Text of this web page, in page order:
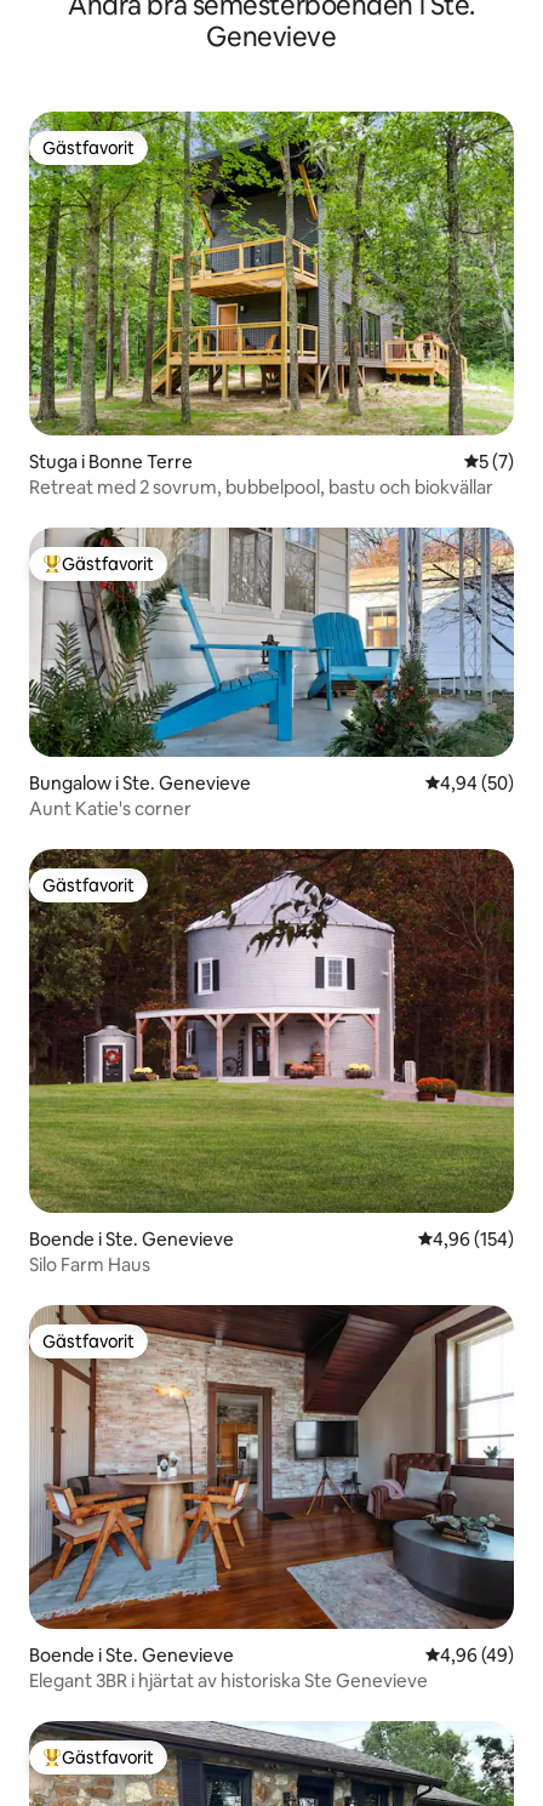
Genevieve
Gästfavorit
Gästfavorit
Stuga i Bonne Terre 5 av 5 i
5 (7)
Retreat med 2 sovrum, bubbelpool, bastu och biokvällar
Populär gästfavorit
Gästfavorit
Bungalow i Ste. Genevieve 4,94 av 5 i
4,94 (50)
Aunt Katie's corner
Gästfavorit
Gästfavorit
Boende i Ste. Genevieve 4,96 av 5 i
4,96 (154)
Silo Farm Haus
Gästfavorit
Gästfavorit
Boende i Ste. Genevieve 4,96 av 5 i
4,96 (49)
Elegant 3BR i hjärtat av historiska Ste Genevieve
Populär gästfavorit
Gästfavorit